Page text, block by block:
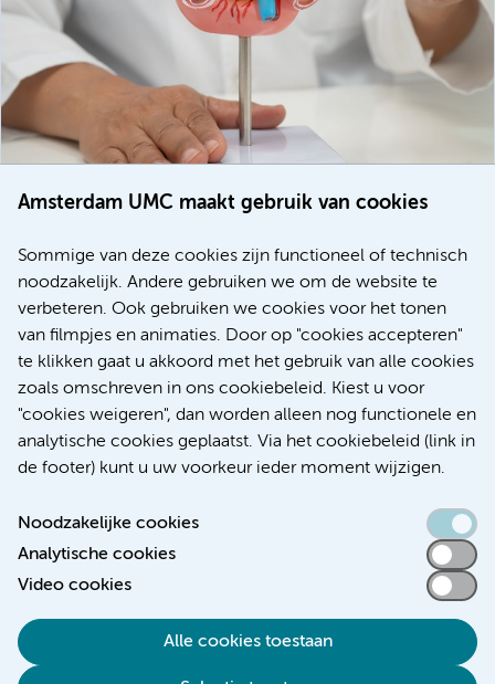
Amsterdam UMC maakt gebruik van cookies
Sommige van deze cookies zijn functioneel of technisch
noodzakelijk. Andere gebruiken we om de website te
verbeteren. Ook gebruiken we cookies voor het tonen
van filmpjes en animaties. Door op "cookies accepteren"
te klikken gaat u akkoord met het gebruik van alle cookies
zoals omschreven in ons cookiebeleid. Kiest u voor
"cookies weigeren", dan worden alleen nog functionele en
analytische cookies geplaatst. Via het cookiebeleid (link in
de footer) kunt u uw voorkeur ieder moment wijzigen.
Noodzakelijke cookies
Analytische cookies
Video cookies
Alle cookies toestaan
voor patiënten met alvleesklierkanker verbeteren
Meer
Toegankelijkheidsverklaring
Algemene privacyverklaring